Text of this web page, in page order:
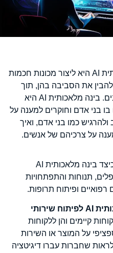
המטרה העיקרית של בינה מלאכותית AI היא ליצור מכונות חכמות
את הסביבה בהן, תוך
הסתמכות על ניתוח ולמידה מנתונים. בינה מלאכותית AI היא
בני אדם וחוקרים למענה על
כמו בני אדם, ואיך
על צרכיהם של אנשים.
ניתן כבר לראות כיצד בינה מלאכותית AI
תנוחות והתפתחויות
רפואיים ופיתוח תרופות.
AI לפיתוח שירותי
קיימים והן ללקוחות
על המוצר או השירות
שחברות עברו דיגיטציה